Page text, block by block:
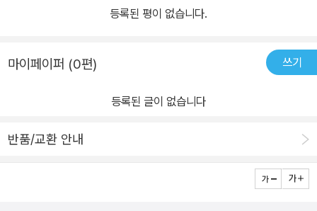
등록된 평이 없습니다.
마이페이퍼 (0편) 쓰기
등록된 글이 없습니다
반품/교환 안내